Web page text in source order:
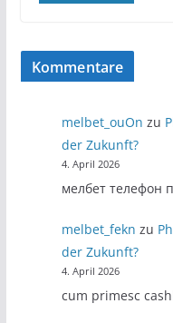
Kommentare
melbet_ouOn zu
der Zukunft?
4. April 2026
мелбет телефон
melbet_fekn zu
der Zukunft?
4. April 2026
cum primesc